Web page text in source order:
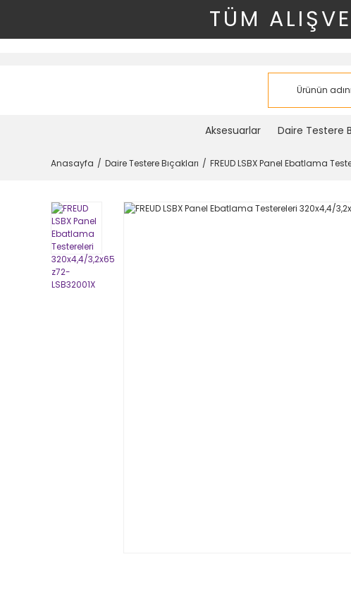
TÜM
Aksesuarlar Daire Testere
Anasayfa Daire Testere Bıçakları FREUD LSBX Panel Ebatlama